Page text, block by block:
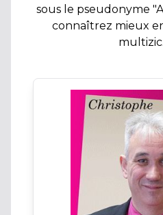
sous le pseudonyme
connaîtrez mieux